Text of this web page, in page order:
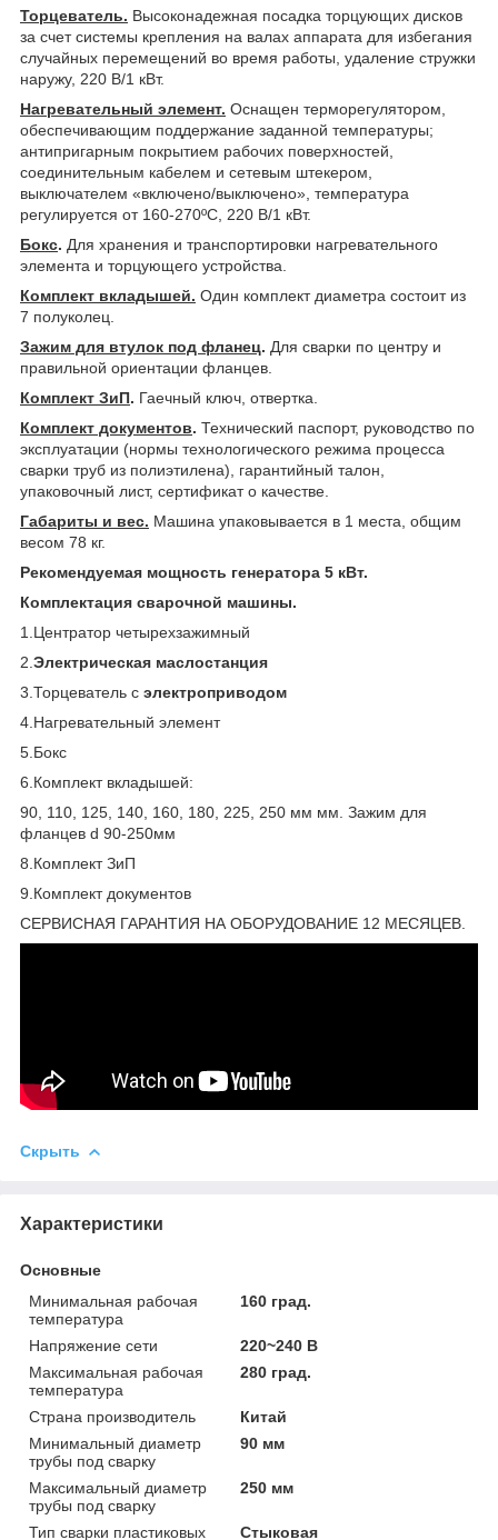
Торцеватель. Высоконадежная посадка торцующих дисков
за счет системы крепления на валах аппарата для избегания
случайных перемещений во время работы, удаление стружки
наружу, 220 В/1 кВт.
Нагревательный элемент. Оснащен терморегулятором,
обеспечивающим поддержание заданной температуры;
антипригарным покрытием рабочих поверхностей,
соединительным кабелем и сетевым штекером,
выключателем «включено/выключено», температура
регулируется от 160-270ºС, 220 В/1 кВт.
Бокс. Для хранения и транспортировки нагревательного
элемента и торцующего устройства.
Комплект вкладышей. Один комплект диаметра состоит из
7 полуколец.
Зажим для втулок под фланец. Для сварки по центру и
правильной ориентации фланцев.
Комплект ЗиП. Гаечный ключ, отвертка.
Комплект документов. Технический паспорт, руководство по
эксплуатации (нормы технологического режима процесса
сварки труб из полиэтилена), гарантийный талон,
упаковочный лист, сертификат о качестве.
Габариты и вес. Машина упаковывается в 1 места, общим
весом 78 кг.
Рекомендуемая мощность генератора 5 кВт.
Комплектация сварочной машины.
1.Центратор четырехзажимный
2. Электрическая маслостанция
3.Торцеватель с электроприводом
4.Нагревательный элемент
5.Бокс
6.Комплект вкладышей:
90, 110, 125, 140, 160, 180, 225, 250 мм мм. Зажим для
фланцев d 90-250мм
8.Комплект ЗиП
9.Комплект документов
СЕРВИСНАЯ ГАРАНТИЯ НА ОБОРУДОВАНИЕ 12 МЕСЯЦЕВ.
Скрыть
Характеристики
Основные
Минимальная рабочая
температура
160 град.
Напряжение сети
220~240 В
Максимальная рабочая
температура
280 град.
Страна производитель
Китай
Минимальный диаметр
трубы под сварку
90 мм
Максимальный диаметр
трубы под сварку
250 мм
Тип сварки пластиковых
Стыковая